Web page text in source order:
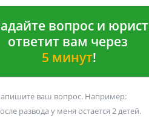
вопрос и юрист
ответит вам через
5 минут!